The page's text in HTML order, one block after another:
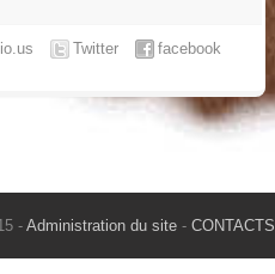
facebook
Twitter
- Administration du site - CONTACTS